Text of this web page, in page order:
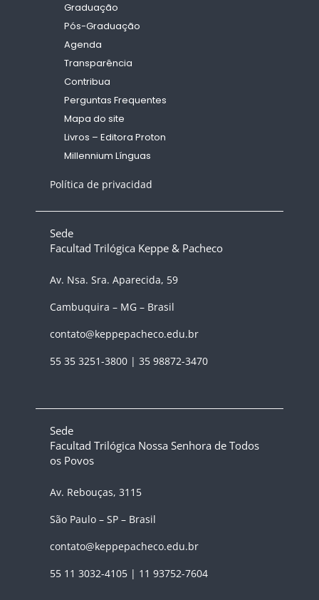
Graduação
Pós-Graduação
Agenda
Transparência
Contribua
Perguntas Frequentes
Mapa do site
Livros – Editora Proton
Millennium Línguas
Política de privacidad
Sede
Facultad Trilógica Keppe & Pacheco
Av. Nsa. Sra. Aparecida, 59
Cambuquira – MG – Brasil
contato@keppepacheco.edu.br
55 35 3251-3800 | 35 98872-3470
Sede
Facultad Trilógica Nossa Senhora de Todos
os Povos
Av. Rebouças, 3115
São Paulo – SP – Brasil
contato@keppepacheco.edu.br
55 11 3032-4105 | 11 93752-7604